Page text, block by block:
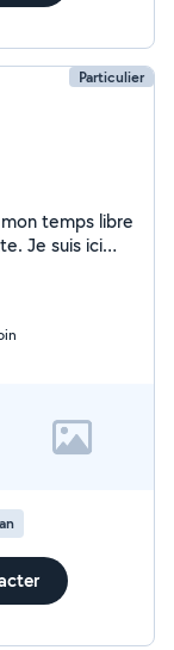
Particulier
temps libre
Je suis ici